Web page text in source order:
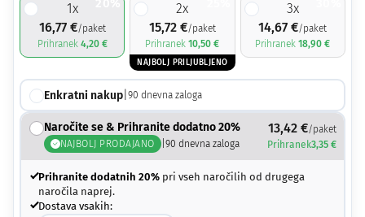
1x
16,77 €/paket
Prihranek 4,20 €
2x
15,72 €/paket
Prihranek10,50€
NAJBOLJ PRILJUBLJENO
3x
14,67€/paket
Prihranek18,90€
Enkratni nakup| 90 dnevna zaloga
Naročite se & Prihranite dodatno 20%
NAJBOLJ PRODAJANO | 90 dnevna zaloga
13,42 €/paket
Prihranek3,35 €
Prihranite dodatnih 20%pri vseh naročilih od drugega
naročila naprej.
Dostava vsakih: